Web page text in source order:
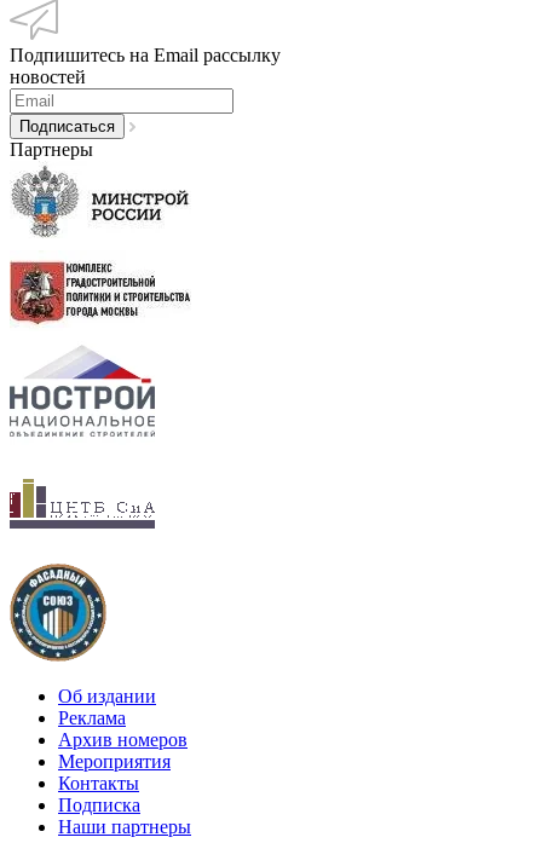
Подпишитесь на Email рассылку
новостей
Партнеры
Об издании
Реклама
Архив номеров
Мероприятия
Контакты
Подписка
Наши партнеры